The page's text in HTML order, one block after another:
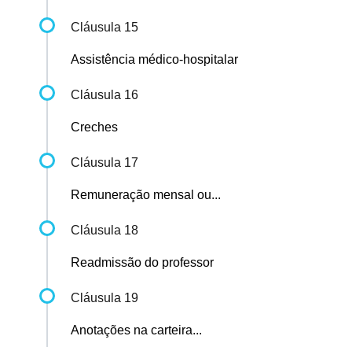
Cláusula 15
Assistência médico-hospitalar
Cláusula 16
Creches
Cláusula 17
Remuneração mensal ou...
Cláusula 18
Readmissão do professor
Cláusula 19
Anotações na carteira...